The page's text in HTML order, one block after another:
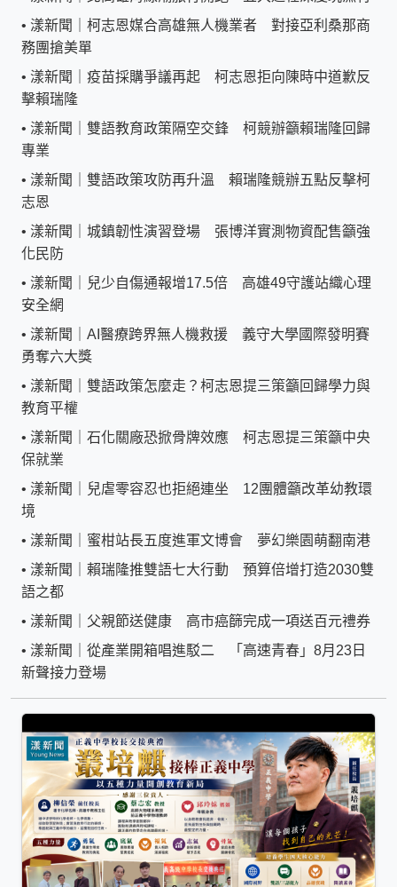
• 漾新聞｜柯志恩媒合高雄無人機業者 對接亞利桑那商
務團搶美單
• 漾新聞｜疫苗採購爭議再起 柯志恩拒向陳時中道歉反
擊賴瑞隆
• 漾新聞｜雙語教育政策隔空交鋒 柯競辦籲賴瑞隆回歸
專業
• 漾新聞｜雙語政策攻防再升溫 賴瑞隆競辦五點反擊柯
志恩
• 漾新聞｜城鎮韌性演習登場 張博洋實測物資配售籲強
化民防
• 漾新聞｜兒少自傷通報增17.5倍 高雄49守護站織心理
安全網
• 漾新聞｜AI醫療跨界無人機救援 義守大學國際發明賽
勇奪六大獎
• 漾新聞｜雙語政策怎麼走？柯志恩提三策籲回歸學力與
教育平權
• 漾新聞｜石化關廠恐掀骨牌效應 柯志恩提三策籲中央
保就業
• 漾新聞｜兒虐零容忍也拒絕連坐 12團體籲改革幼教環
境
• 漾新聞｜蜜柑站長五度進軍文博會 夢幻樂園萌翻南港
• 漾新聞｜賴瑞隆推雙語七大行動 預算倍增打造2030雙
語之都
• 漾新聞｜父親節送健康 高市癌篩完成一項送百元禮券
• 漾新聞｜從產業開箱唱進駁二 「高速青春」8月23日
新聲接力登場